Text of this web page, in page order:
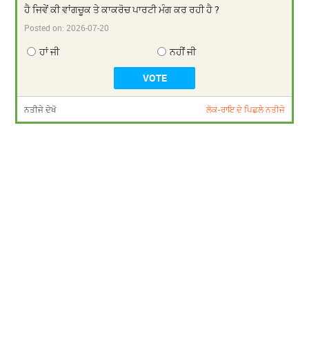
ਹੈ ਜਿਵੇਂ ਕੀ ਵਾਂਗਚੂਕ ਤੇ ਕਾਕਰੋਚ ਪਾਰਟੀ ਮੰਗ ਕਰ ਰਹੀ ਹੈ ?
Posted on:2026-07-20
ਹਾਂ ਜੀ ਨਹੀਂ ਜੀ
ਨਤੀਜੇ ਦੇਖੋ ਲੋਕ-ਰਾਇ ਦੇ ਪਿਛਲੇ ਨਤੀਜੇ